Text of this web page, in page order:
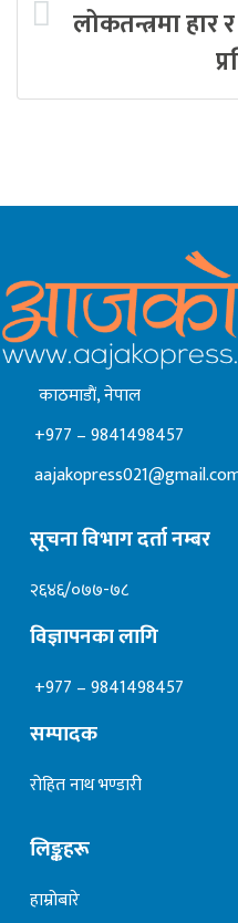
लोकतन्त्रमा हार
काठमाडाैं, नेपाल
+977 – 9841498457
सूचना विभाग दर्ता नम्बर
२६४६/०७७-७८
विज्ञापनका लागि
+977 – 9841498457
सम्पादक
रोहित नाथ भण्डारी
लिङ्कहरू
हाम्रोबारे